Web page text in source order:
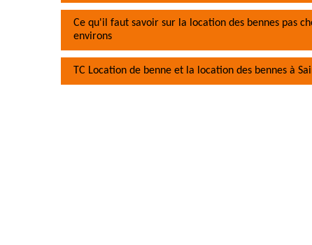
Ce qu'il faut savoir sur la location des bennes pas
environs
TC Location de benne et la location des bennes à